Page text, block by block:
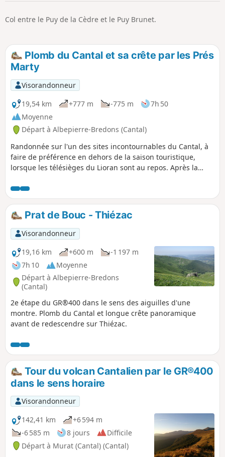
Col entre le Puy de la Cèdre et le Puy Brunet.
Plomb du Cantal et sa crête par les Prés
Marty
Visorandonneur
19,54 km
+777 m -775 m
7h 50
Moyenne
Départ à Albepierre-Bredons (Cantal)
Randonnée sur l'un des sites incontournables du Cantal, à
faire de préférence en dehors de la saison touristique,
lorsque les télésièges du Lioran sont au repos. Après la
Cantal révèle de superbes paysages. Un aller-retour sur la
crête jusqu'à la Chapelle du Cantal permet de profiter au
maximum de ces hauteurs.
Prat de Bouc - Thiézac
Visorandonneur
19,16 km
+600 m
-1 197 m
7h 10
Moyenne
Départ à Albepierre-Bredons
(Cantal)
2e étape du GR®400 dans le sens des aiguilles d'une
montre. Plomb du Cantal et longue crête panoramique
avant de redescendre sur Thiézac.
Tour du volcan Cantalien par le GR®400
dans le sens horaire
Visorandonneur
142,41 km
+6 594 m
-6 585 m
8 jours
Difficile
Départ à Murat (Cantal) (Cantal)